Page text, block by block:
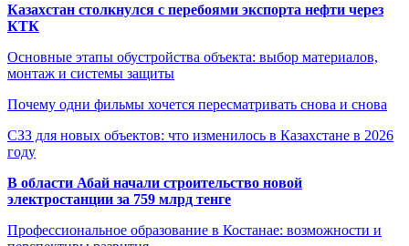
Казахстан столкнулся с перебоями экспорта нефти через
КТК
Основные этапы обустройства объекта: выбор материалов,
монтаж и системы защиты
Почему одни фильмы хочется пересматривать снова и снова
СЗЗ для новых объектов: что изменилось в Казахстане в 2026
году
В области Абай начали строительство новой
электростанции за 759 млрд тенге
Профессиональное образование в Костанае: возможности и